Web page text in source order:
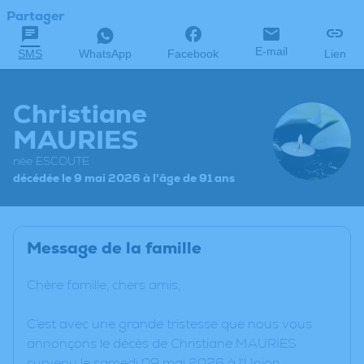
Partager
SMS WhatsApp Facebook E-mail Lien
Christiane
MAURIES
née ESCOUTE
décédée le 9 mai 2026 à l'âge de 91 ans
Message de la famille
Chère famille, chers amis,
C’est avec une grande tristesse que nous vous
annonçons le décès de Christiane MAURIES